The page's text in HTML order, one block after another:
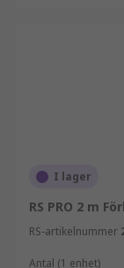
I lager
RS PRO 2 m
RS-artikelnummer
Antal (1 enhet)